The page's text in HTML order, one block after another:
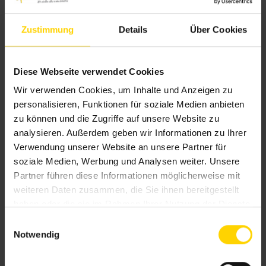
Zustimmung Details Über Cookies
Diese Webseite verwendet Cookies
Wir verwenden Cookies, um Inhalte und Anzeigen zu
personalisieren, Funktionen für soziale Medien anbieten
zu können und die Zugriffe auf unsere Website zu
analysieren. Außerdem geben wir Informationen zu Ihrer
Verwendung unserer Website an unsere Partner für
soziale Medien, Werbung und Analysen weiter. Unsere
Partner führen diese Informationen möglicherweise mit
weiteren Daten zusammen, die Sie ihnen bereitgestellt
Notwendig
Exklusiver Sonnenschutz
im Wintergarten und am
Markisenin Hofheim am Taunusfür
den Wintergartenmachen Schluss mit drückender
Hitze und unangenehmen Blendeffekten unter
verglasten Flächen. Sie sind für Sonnenschutz in
Wintergärten und unter Terrassendächern
gleichermaßen gut geeignet. Es gibt zwei
Varianten:Aufglasmarkisen undUnterglasmarkise
n. Aufglasmarkisen fangen die Hitze oberhalb des
Glasdachs ab. Sie bieten also optimalen Hitzeschutz.
Der Vorteil der Unterglasmarkise liegt in der
Schonung des Stoffs, der nicht direkt Wind und